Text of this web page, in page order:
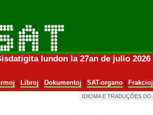
lundon la 27an de julio
Libroj Dokumentoj SAT-organo| Frakcioj
IDIOMA E TRADUÇÕES